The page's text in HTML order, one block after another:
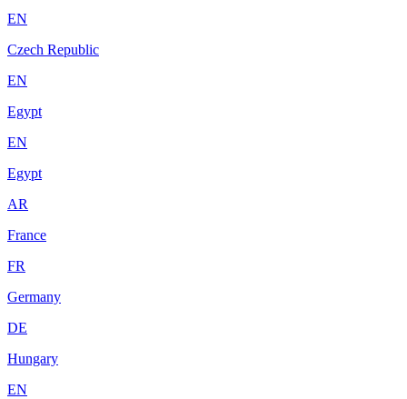
EN
Czech Republic
EN
Egypt
EN
Egypt
AR
France
FR
Germany
DE
Hungary
EN